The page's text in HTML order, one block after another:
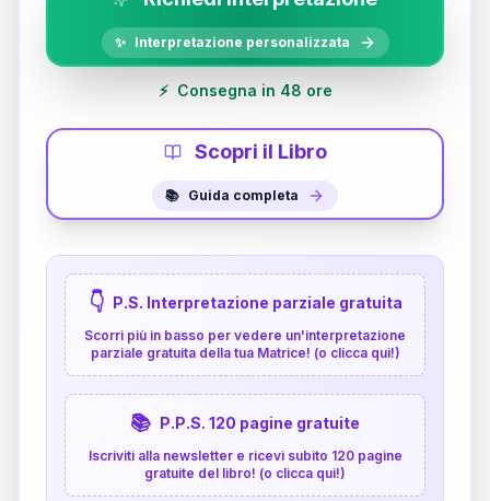
✨ Interpretazione personalizzata
⚡ Consegna in 48 ore
Scopri il Libro
📚 Guida completa
👇 P.S. Interpretazione parziale gratuita
Scorri più in basso per vedere un'interpretazione
parziale gratuita della tua Matrice! (o clicca qui!)
📚 P.P.S. 120 pagine gratuite
Iscriviti alla newsletter e ricevi subito 120 pagine
gratuite del libro! (o clicca qui!)